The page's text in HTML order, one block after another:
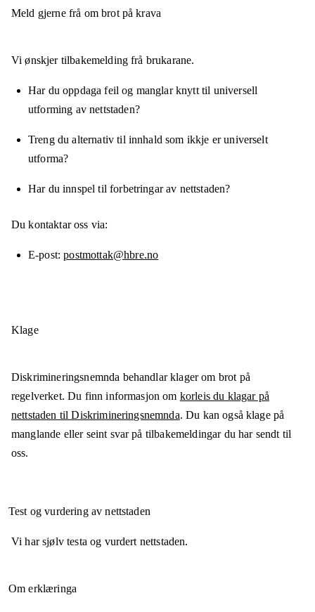
Meld gjerne frå om brot på krava
Vi ønskjer tilbakemelding frå brukarane.
Har du oppdaga feil og manglar knytt til universell
utforming av nettstaden?
Treng du alternativ til innhald som ikkje er universelt
utforma?
Har du innspel til forbetringar av nettstaden?
Du kontaktar oss via:
E-post postmottak@hbre.no
Klage
Diskrimineringsnemnda behandlar klager om brot på
regelverket. Du finn informasjon om korleis du klagar på
nettstaden til Diskrimineringsnemnda. Du kan også klage på
manglande eller seint svar på tilbakemeldingar du har sendt til
oss.
Test og vurdering av nettstaden
Vi har sjølv testa og vurdert nettstaden.
Om erklæringa